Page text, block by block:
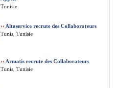
Tunisie
›› Altaservice recrute des Collaborateurs
Tunis, Tunisie
›› Armatis recrute des Collaborateurs
Tunis, Tunisie